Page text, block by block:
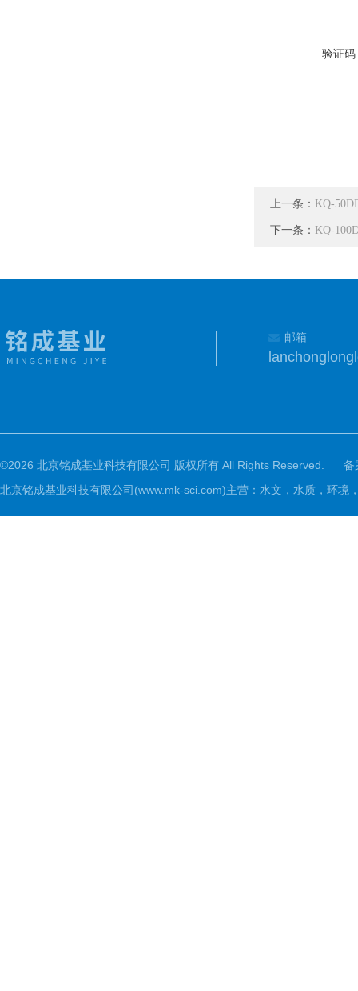
验证码
上一条： KQ-
下一条： KQ-
邮箱
©2026 北京铭成基业科技有限公司 版权所有 All Rights Reserved.
备
北京铭成基业科技有限公司(www.mk-sci.com)主营：水文，水质，环境